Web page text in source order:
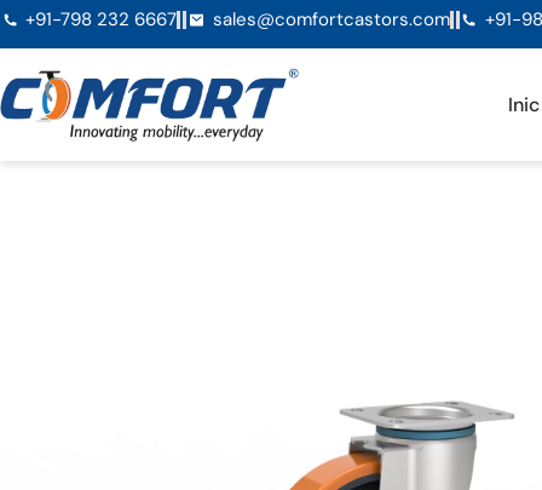
+91-798 232 6667 sales@comfortcastors.com +91-